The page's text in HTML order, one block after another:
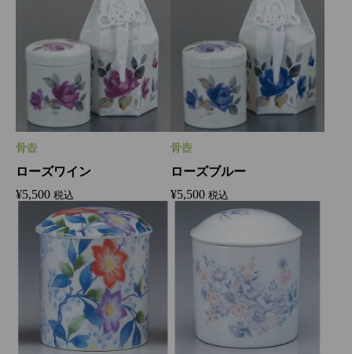
骨壺
ローズワイン
¥5,500 税込
骨壺
ローズブルー
¥5,500 税込